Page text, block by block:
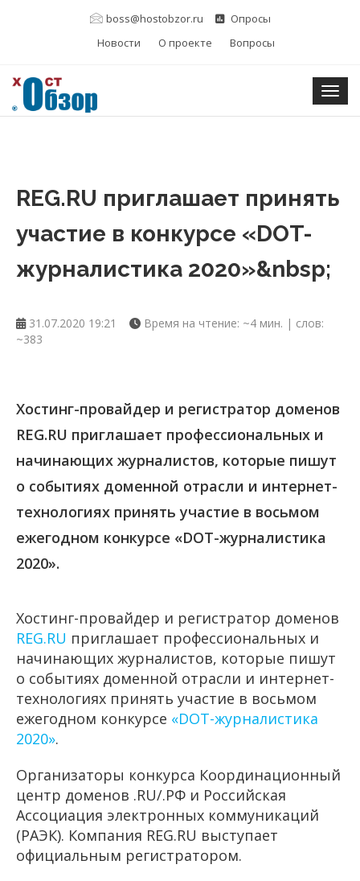
boss@hostobzor.ru
Опросы
Новости
О проекте Вопросы
REG.RU приглашает принять
участие в конкурсе «DOT-
журналистика 2020»&nbsp;
31.07.2020 19:21
Время на чтение: ~4 мин. | слов:
~383
Хостинг-провайдер и регистратор доменов
REG.RU приглашает профессиональных и
начинающих журналистов, которые пишут
о событиях доменной отрасли и интернет-
технологиях принять участие в восьмом
ежегодном конкурсе «DOT-журналистика
2020».
Хостинг-провайдер и регистратор доменов
REG.RU приглашает профессиональных и
начинающих журналистов, которые пишут
о событиях доменной отрасли и интернет-
технологиях принять участие в восьмом
ежегодном конкурсе «DOT-журналистика
2020».
Организаторы конкурса Координационный
центр доменов .RU/.РФ и Российская
Ассоциация электронных коммуникаций
(РАЭК). Компания REG.RU выступает
официальным регистратором.